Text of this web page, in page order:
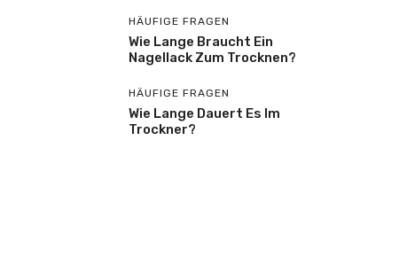
HÄUFIGE FRAGEN
Wie Lange Braucht Ein
Nagellack Zum Trocknen?
HÄUFIGE FRAGEN
Wie Lange Dauert Es Im
Trockner?